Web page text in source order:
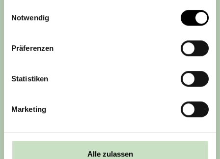
Notwendig
Präferenzen
Statistiken
Marketing
Alle zulassen
Steyler Fair Invest
IMPRESSUM
PRESSE (EXTERNER LINK)
BARRIEREFREIHEITSERKLÄRUNG